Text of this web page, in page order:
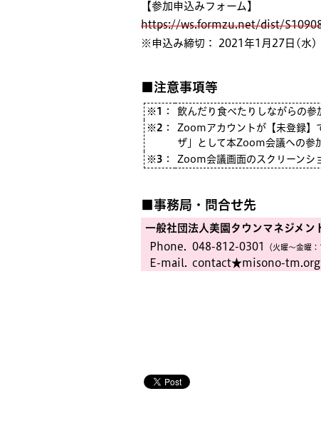
【参加申込みフォーム】
https://ws.formzu.net/dist/
※申込み締切： 2021年1月27日(水)
■注意事項等
※1 ：
飲んだり食べたりしながらの
※2 ：
Zoomアカウントが【未登録】
ザ」として本Zoom会議への参
※3 ： Zoom会議画面のスクリーンシ
■事務局・問合せ先
一般社団法人美園タウンマネジメン
Phone. 048-812-0301 （火曜〜金曜
E-mail. contact★misono-tm.org